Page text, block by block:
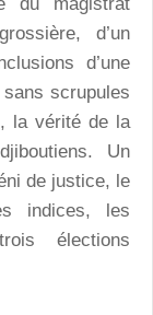
d’un
d’une
scrupules
la vérité de la
Un
de justice, le
indices, les
élections